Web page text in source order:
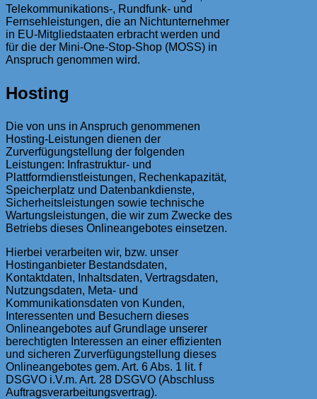
Telekommunikations-, Rundfunk- und
Fernsehleistungen, die an Nichtunternehmer
in EU-Mitgliedstaaten erbracht werden und
für die der Mini-One-Stop-Shop (MOSS) in
Anspruch genommen wird.
Hosting
Die von uns in Anspruch genommenen
Hosting-Leistungen dienen der
Zurverfügungstellung der folgenden
Leistungen: Infrastruktur- und
Plattformdienstleistungen, Rechenkapazität,
Speicherplatz und Datenbankdienste,
Sicherheitsleistungen sowie technische
Wartungsleistungen, die wir zum Zwecke des
Betriebs dieses Onlineangebotes einsetzen.
Hierbei verarbeiten wir, bzw. unser
Hostinganbieter Bestandsdaten,
Kontaktdaten, Inhaltsdaten, Vertragsdaten,
Nutzungsdaten, Meta- und
Kommunikationsdaten von Kunden,
Interessenten und Besuchern dieses
Onlineangebotes auf Grundlage unserer
berechtigten Interessen an einer effizienten
und sicheren Zurverfügungstellung dieses
Onlineangebotes gem. Art. 6 Abs. 1 lit. f
DSGVO i.V.m. Art. 28 DSGVO (Abschluss
Auftragsverarbeitungsvertrag).